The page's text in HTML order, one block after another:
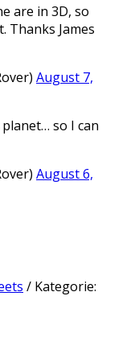
are in 3D, so
Thanks James
August 7,
so I can
August 6,
/ Kategorie: